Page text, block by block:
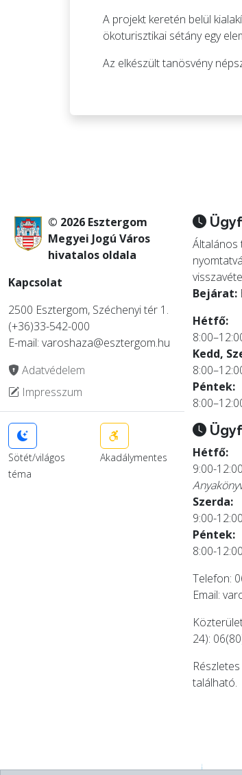
A projekt keretén belül
ökoturisztikai sétány egy
Az elkészült tanösvény
© 2026 Esztergom
Megyei Jogú Város
hivatalos oldala
Kapcsolat
2500 Esztergom, Széchenyi tér 1.
(+36)33-542-000
E-mail: varoshaza@esztergom.hu
Adatvédelem
Impresszum
Sötét/világos
téma
Akadálymentes
Általános
Bejárat:
Hétfő:
Kedd,
Péntek:
Hétfő:
9:00-
Szerda:
9:00-
Péntek:
8:00-12:00
Telefon:
Email:
24):
található.